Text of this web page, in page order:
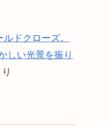
ドクローズ。
しい光景を振り